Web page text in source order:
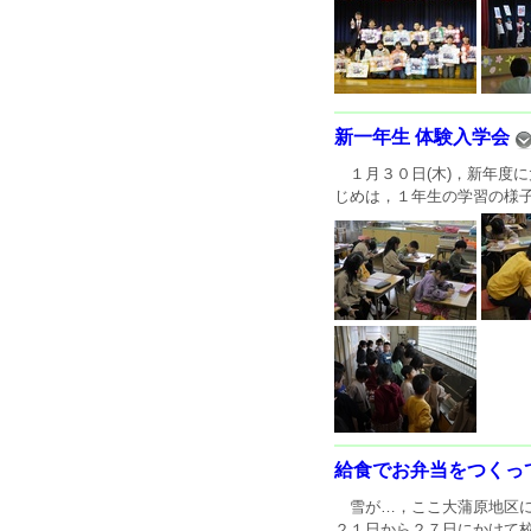
新一年生 体験入学会
１月３０日(木)，新年度に
じめは，１年生の学習の様
給食でお弁当をつく
雪が…，ここ大蒲原地区